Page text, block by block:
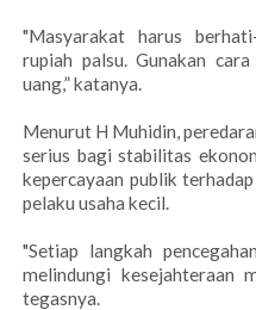
"Masyarakat harus
rupiah palsu. Gunakan
uang,” katanya.
Menurut H Muhidin,
serius bagi stabilitas
kepercayaan publik
pelaku usaha kecil.
"Setiap langkah
melindungi kesejahteraan
tegasnya.